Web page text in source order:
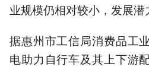
业规模仍相对较小，发展潜
据惠州市工信局消费品工
电助力自行车及其上下游